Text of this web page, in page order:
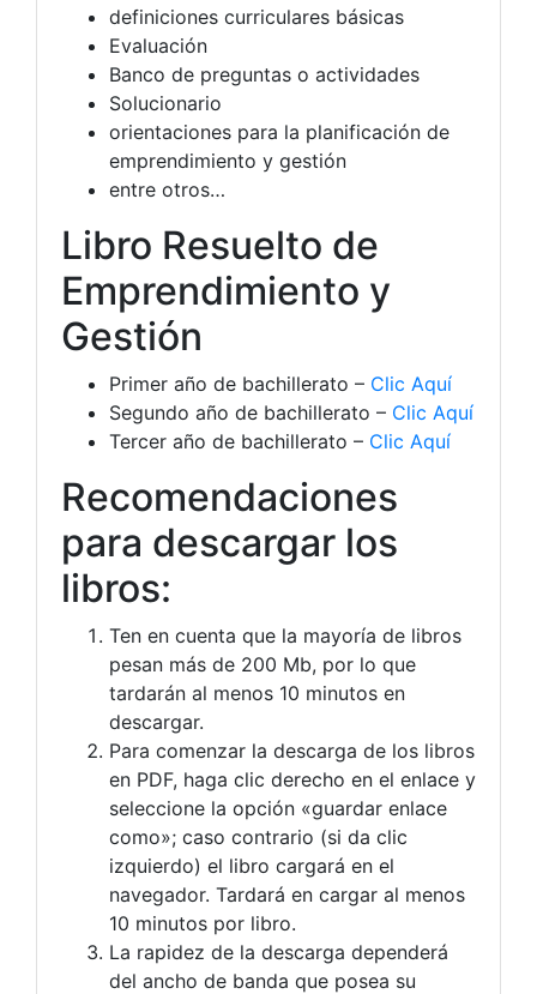
definiciones curriculares básicas
Evaluación
Banco de preguntas o actividades
Solucionario
orientaciones para la planificación de
emprendimiento y gestión
entre otros…
Libro Resuelto de
Emprendimiento y
Gestión
Primer año de bachillerato – Clic Aquí
Segundo año de bachillerato – Clic Aquí
Tercer año de bachillerato – Clic Aquí
Recomendaciones
para descargar los
libros:
Ten en cuenta que la mayoría de libros
pesan más de 200 Mb, por lo que
tardarán al menos 10 minutos en
descargar.
Para comenzar la descarga de los libros
en PDF, haga clic derecho en el enlace y
seleccione la opción «guardar enlace
como»; caso contrario (si da clic
izquierdo) el libro cargará en el
navegador. Tardará en cargar al menos
10 minutos por libro.
La rapidez de la descarga dependerá
del ancho de banda que posea su